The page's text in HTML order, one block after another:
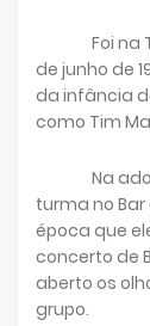
Foi na
de junho de
da infância
como Tim
Na
turma no Bar
época que
concerto de
aberto os
grupo.